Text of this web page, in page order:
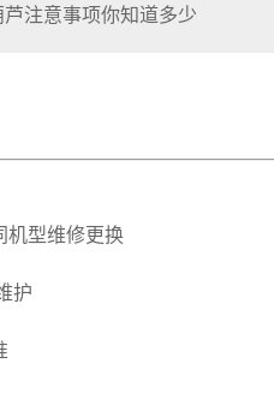
注意事项你知道多少
机型维修更换
护